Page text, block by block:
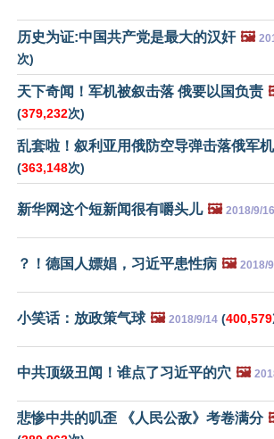
历史为证:中国共产党是最大的汉奸 🖼️
次)
天下奇闻！军机被叙击落 俄要以国负责
(379,232次)
乱套啦！叙利亚用俄防空导弹击落俄军机
(363,148次)
新华网这个短新闻很有嚼头儿 🖼️ 2018/9/16
？！德国人嫖娼，习近平患性病 🖼️ 2018/
小笑话：放政策气球 🖼️ 2018/9/14 (400,579
中共顶级丑闻！谁点了习近平的穴 🖼️
悲惨中共的叽歪 《人民公敌》考卷满分